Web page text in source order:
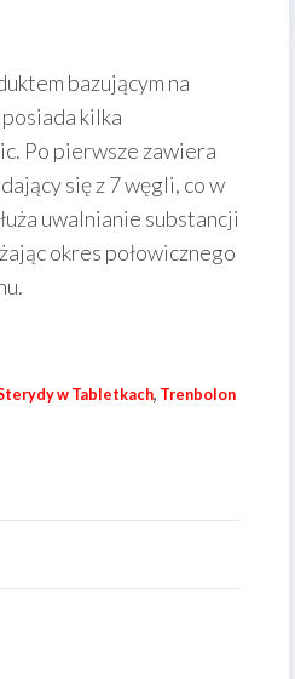
bazującym na
kilka
Po pierwsze zawiera
się z 7 węgli, co w
uwalnianie substancji
okres połowicznego
w Tabletkach, Trenbolon